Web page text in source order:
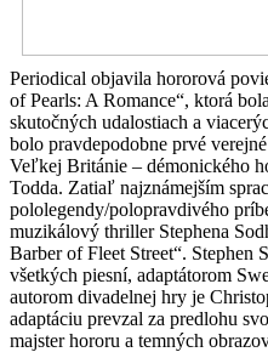
Periodical objavila hororová
of Pearls: A Romance“, ktorá
skutočných udalostiach a
bolo pravdepodobne prvé
Veľkej Británie – démonického
Todda. Zatiaľ najznámejším
pololegendy/polopravdivého
muzikálový thriller Stephena
Barber of Fleet Street“. Stephen
všetkých piesní, adaptátorom
autorom divadelnej hry je
adaptáciu prevzal za predlohu
majster hororu a temných